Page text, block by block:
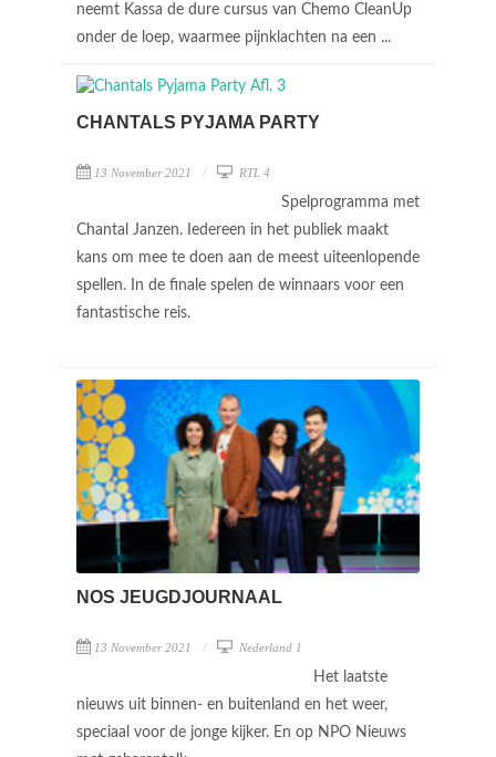
neemt Kassa de dure cursus van Chemo CleanUp
onder de loep, waarmee pijnklachten na een ...
CHANTALS PYJAMA PARTY
13 November 2021 RTL 4
Spelprogramma met
Chantal Janzen. Iedereen in het publiek maakt
kans om mee te doen aan de meest uiteenlopende
spellen. In de finale spelen de winnaars voor een
fantastische reis.
NOS JEUGDJOURNAAL
13 November 2021 Nederland 1
Het laatste
nieuws uit binnen- en buitenland en het weer,
speciaal voor de jonge kijker. En op NPO Nieuws